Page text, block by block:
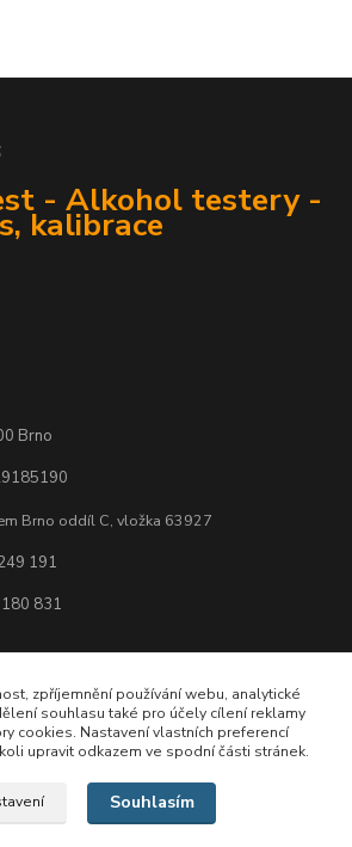
- Alkohol testery -
kalibrace
Brno
Brno oddíl C, vložka 63927
191
831
zpříjemnění používání webu, analytické
souhlasu také pro účely cílení reklamy
cookies. Nastavení vlastních preferencí
upravit odkazem ve spodní části stránek.
Souhlasím